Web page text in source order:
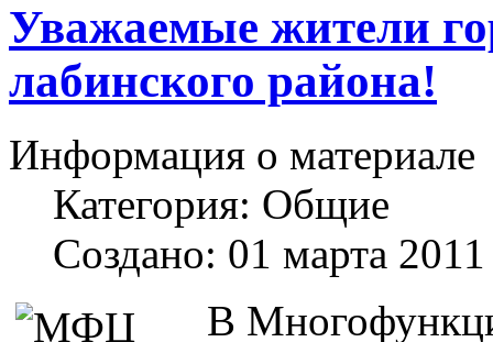
Уважаемые жители
лабинского района!
Информация о материале
Категория: Общие
Создано: 01 марта 2011
В